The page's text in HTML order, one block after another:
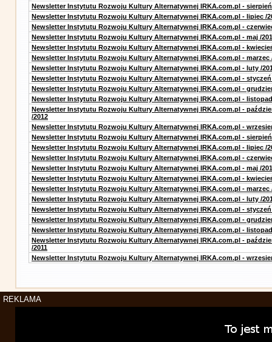
Newsletter Instytutu Rozwoju Kultury Alternatywnej IRKA.com.pl - sierpień
Newsletter Instytutu Rozwoju Kultury Alternatywnej IRKA.com.pl - lipiec /
Newsletter Instytutu Rozwoju Kultury Alternatywnej IRKA.com.pl -
Newsletter Instytutu Rozwoju Kultury Alternatywnej IRKA.com.pl - maj /
Newsletter Instytutu Rozwoju Kultury Alternatywnej IRKA.com.pl -
Newsletter Instytutu Rozwoju Kultury Alternatywnej IRKA.com.pl - marzec
Newsletter Instytutu Rozwoju Kultury Alternatywnej IRKA.com.pl - luty /
Newsletter Instytutu Rozwoju Kultury Alternatywnej IRKA.com.pl - styczeń
Newsletter Instytutu Rozwoju Kultury Alternatywnej IRKA.com.pl -
Newsletter Instytutu Rozwoju Kultury Alternatywnej IRKA.com.pl - listopad
Newsletter Instytutu Rozwoju Kultury Alternatywnej IRKA.com.pl -
/2012
Newsletter Instytutu Rozwoju Kultury Alternatywnej IRKA.com.pl -
Newsletter Instytutu Rozwoju Kultury Alternatywnej IRKA.com.pl - sierpień
Newsletter Instytutu Rozwoju Kultury Alternatywnej IRKA.com.pl - lipiec /
Newsletter Instytutu Rozwoju Kultury Alternatywnej IRKA.com.pl -
Newsletter Instytutu Rozwoju Kultury Alternatywnej IRKA.com.pl - maj /
Newsletter Instytutu Rozwoju Kultury Alternatywnej IRKA.com.pl -
Newsletter Instytutu Rozwoju Kultury Alternatywnej IRKA.com.pl - marzec
Newsletter Instytutu Rozwoju Kultury Alternatywnej IRKA.com.pl - luty /
Newsletter Instytutu Rozwoju Kultury Alternatywnej IRKA.com.pl - styczeń
Newsletter Instytutu Rozwoju Kultury Alternatywnej IRKA.com.pl -
Newsletter Instytutu Rozwoju Kultury Alternatywnej IRKA.com.pl - listopad
Newsletter Instytutu Rozwoju Kultury Alternatywnej IRKA.com.pl -
/2011
Newsletter Instytutu Rozwoju Kultury Alternatywnej IRKA.com.pl -
REKLAMA